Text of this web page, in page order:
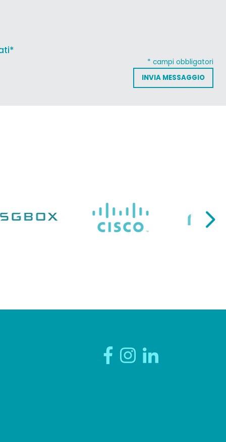
* campi obbligatori